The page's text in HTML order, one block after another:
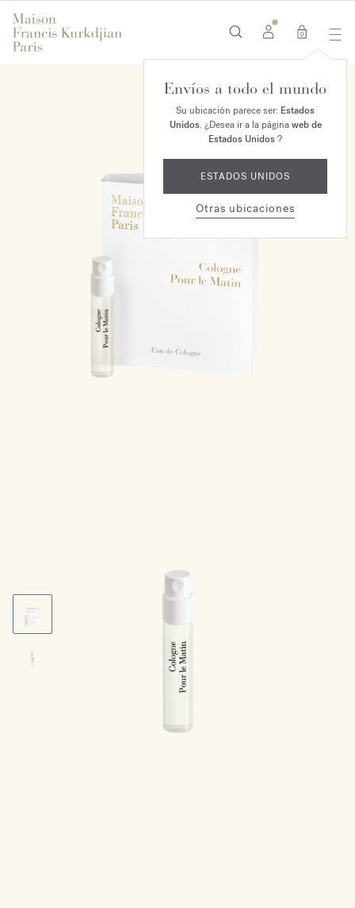
0
Envíos a todo el mundo
Su ubicación parece ser: Estados
Unidos. ¿Desea ir a la páginaweb de
Estados Unidos?
ESTADOS UNIDOS
Otras ubicaciones